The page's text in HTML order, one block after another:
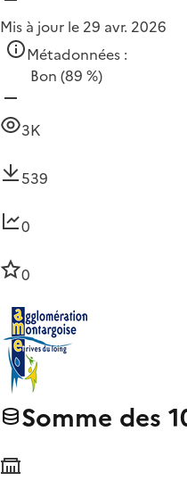
Mis à jour le 29 avr. 2026
Métadonnées :
Bon (89 %)
3K
539
0
0
Somme des